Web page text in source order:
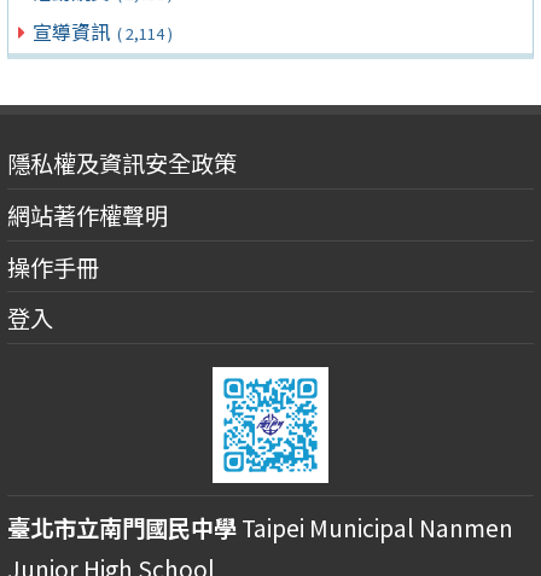
宣導資訊 ( 2,114 )
隱私權及資訊安全政策
網站著作權聲明
操作手冊
登入
臺北市立南門國民中學Taipei Municipal Nanmen